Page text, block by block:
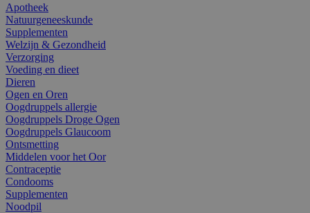
Apotheek
Natuurgeneeskunde
Supplementen
Welzijn & Gezondheid
Verzorging
Voeding en dieet
Dieren
Ogen en Oren
Oogdruppels allergie
Oogdruppels Droge Ogen
Oogdruppels Glaucoom
Ontsmetting
Middelen voor het Oor
Contraceptie
Condooms
Supplementen
Noodpil